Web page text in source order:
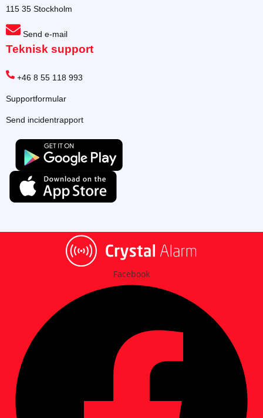
115 35 Stockholm
Send e-mail
Teknisk support
+46 8 55 118 993
Supportformular
Send incidentrapport
Facebook